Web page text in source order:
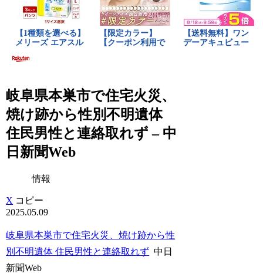
岐阜県本巣市で住宅火災、
焼け跡から性別不明遺体
住民男性と連絡取れず – 中
日新聞Web
情報
X コピー
2025.05.09
岐阜県本巣市で住宅火災、焼け跡から性
別不明遺体 住民男性と連絡取れず 中日
新聞Web